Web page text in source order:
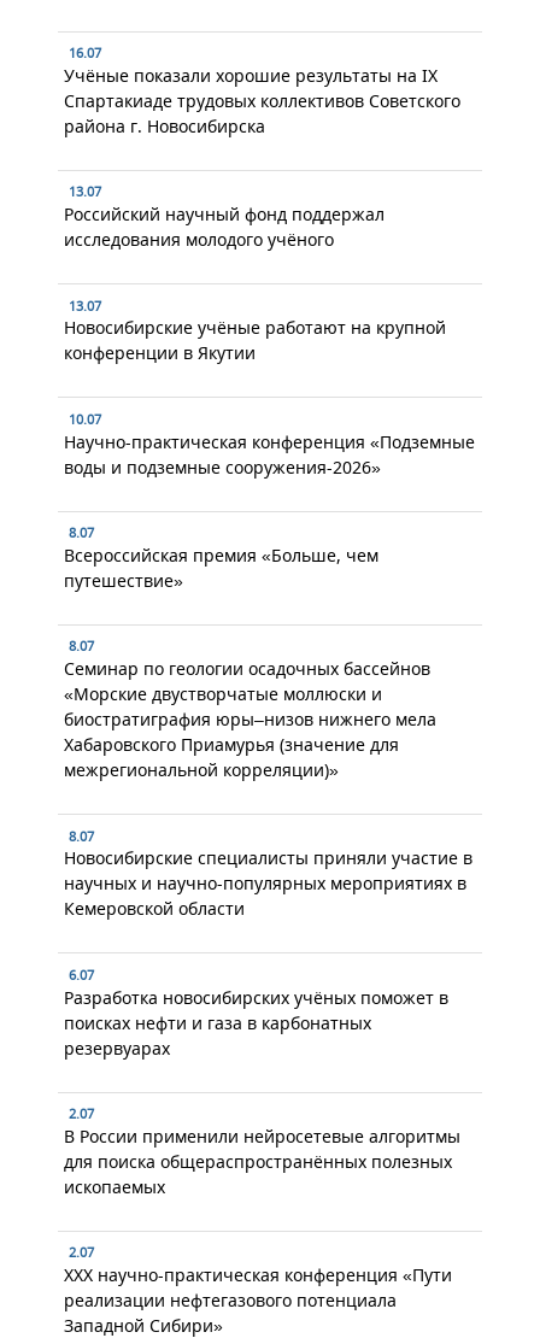
16.07
Учёные показали хорошие результаты на IX
Спартакиаде трудовых коллективов Советского
района г. Новосибирска
13.07
Российский научный фонд поддержал
исследования молодого учёного
13.07
Новосибирские учёные работают на крупной
конференции в Якутии
10.07
Научно-практическая конференция «Подземные
воды и подземные сооружения-2026»
8.07
Всероссийская премия «Больше, чем
путешествие»
8.07
Семинар по геологии осадочных бассейнов
«Морские двустворчатые моллюски и
биостратиграфия юры–низов нижнего мела
Хабаровского Приамурья (значение для
межрегиональной корреляции)»
8.07
Новосибирские специалисты приняли участие в
научных и научно-популярных мероприятиях в
Кемеровской области
6.07
Разработка новосибирских учёных поможет в
поисках нефти и газа в карбонатных
резервуарах
2.07
В России применили нейросетевые алгоритмы
для поиска общераспространённых полезных
ископаемых
2.07
XXX научно-практическая конференция «Пути
реализации нефтегазового потенциала
Западной Сибири»